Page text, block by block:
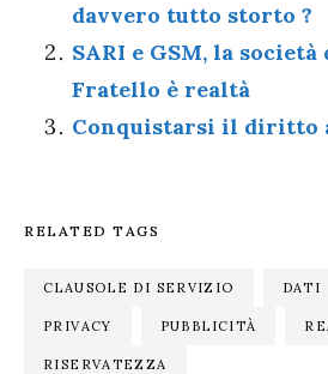
davvero tutto storto ?
SARI e GSM, la
Fratello è realtà
Conquistarsi il diritto
RELATED TAGS
CLAUSOLE DI SERVIZIO DATI
PRIVACY PUBBLICITÀ
RISERVATEZZA